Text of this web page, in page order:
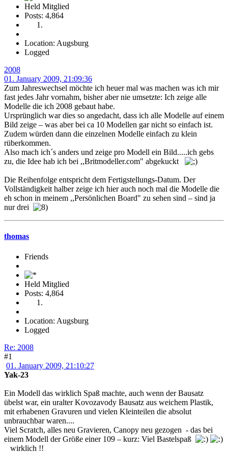
Held Mitglied
Posts: 4,864
Location: Augsburg
Logged
2008
01. January 2009, 21:09:36
Zum Jahreswechsel möchte ich heuer mal was machen was ich mir
fast jedes Jahr vornahm, bisher aber nie umsetzte: Ich zeige alle
Modelle die ich 2008 gebaut habe.
Ursprünglich war dies so angedacht, dass ich alle Modelle auf einem
Bild zeige – was aber bei ca 10 Modellen gar nicht so einfach ist.
Zudem würden dann die einzelnen Modelle einfach zu klein
rüberkommen.
Also mach ich´s anders und zeige pro Modell ein Bild.....ich gebs
zu, die Idee hab ich bei ,,Britmodeller.com" abgekuckt
Die Reihenfolge entspricht dem Fertigstellungs-Datum. Der
Vollständigkeit halber zeige ich hier auch noch mal die Modelle die
eh schon in meinem ,,Persönlichen Board" zu sehen sind – sind ja
nur drei
thomas
Friends
Held Mitglied
Posts: 4,864
Location: Augsburg
Logged
Re: 2008
#1
01. January 2009, 21:10:27
Yak-23
Ein Modell das wirklich Spaß machte, auch wenn der Bausatz
übelst war, ein uralter Kovozavody Bausatz aus weichem Plastik,
mit erhabenen Gravuren und vielen Kleinteilen die absolut
unbrauchbar waren....
Viel Scratch, alles neu Gravieren, Canopy neu gezogen - das bei
einem Modell der Größe einer 109 – kurz: Viel Bastelspaß
wirklich !!